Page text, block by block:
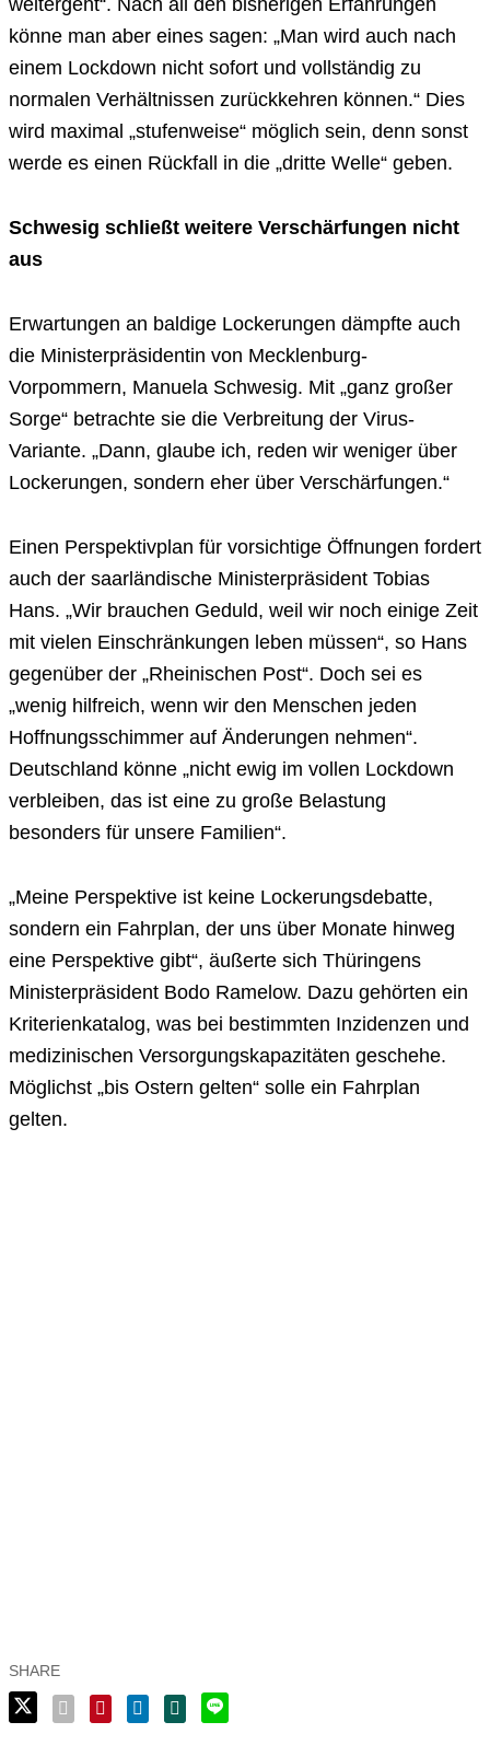
weitergeht“. Nach all den bisherigen Erfahrungen
könne man aber eines sagen: „Man wird auch nach
einem Lockdown nicht sofort und vollständig zu
normalen Verhältnissen zurückkehren können.“ Dies
wird maximal „stufenweise“ möglich sein, denn sonst
werde es einen Rückfall in die „dritte Welle“ geben.
Schwesig schließt weitere Verschärfungen nicht
aus
Erwartungen an baldige Lockerungen dämpfte auch
die Ministerpräsidentin von Mecklenburg-
Vorpommern, Manuela Schwesig. Mit „ganz großer
Sorge“ betrachte sie die Verbreitung der Virus-
Variante. „Dann, glaube ich, reden wir weniger über
Lockerungen, sondern eher über Verschärfungen.“
Einen Perspektivplan für vorsichtige Öffnungen fordert
auch der saarländische Ministerpräsident Tobias
Hans. „Wir brauchen Geduld, weil wir noch einige Zeit
mit vielen Einschränkungen leben müssen“, so Hans
gegenüber der „Rheinischen Post“. Doch sei es
„wenig hilfreich, wenn wir den Menschen jeden
Hoffnungsschimmer auf Änderungen nehmen“.
Deutschland könne „nicht ewig im vollen Lockdown
verbleiben, das ist eine zu große Belastung
besonders für unsere Familien“.
„Meine Perspektive ist keine Lockerungsdebatte,
sondern ein Fahrplan, der uns über Monate hinweg
eine Perspektive gibt“, äußerte sich Thüringens
Ministerpräsident Bodo Ramelow. Dazu gehörten ein
Kriterienkatalog, was bei bestimmten Inzidenzen und
medizinischen Versorgungskapazitäten geschehe.
Möglichst „bis Ostern gelten“ solle ein Fahrplan
gelten.